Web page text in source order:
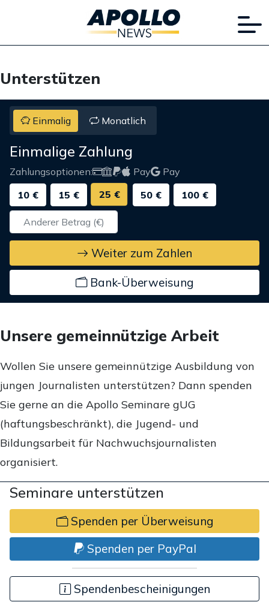
Unterstützen
Einmalig Monatlich
Einmalige Zahlung
Zahlungsoptionen: Pay
Pay
10 €
15 € 25 € 50 € 100 €
Weiter zum Zahlen
Bank-Überweisung
Unsere gemeinnützige Arbeit
Wollen Sie unsere gemeinnützige Ausbildung von
jungen Journalisten unterstützen? Dann spenden
Sie gerne an die Apollo Seminare gUG
(haftungsbeschränkt), die Jugend- und
Bildungsarbeit für Nachwuchsjournalisten
organisiert.
Seminare unterstützen
Spenden per Überweisung
Spenden per PayPal
Spendenbescheinigungen